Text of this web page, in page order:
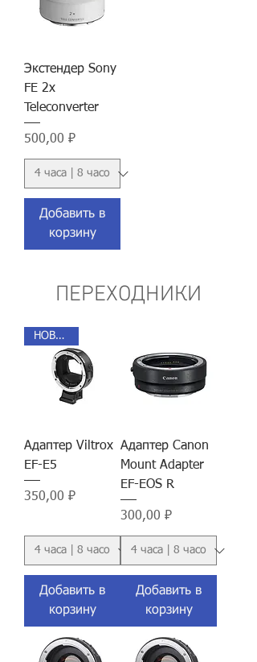
Экстендер Sony
FE 2x
Teleconverter
Цена
500,00 ₽
Добавить в
корзину
ПЕРЕХОДНИКИ
НОВИНКА
Адаптер Viltrox
EF-E5
Цена
350,00 ₽
Добавить в
корзину
Адаптер Canon
Mount Adapter
EF-EOS R
Цена
300,00 ₽
Добавить в
корзину